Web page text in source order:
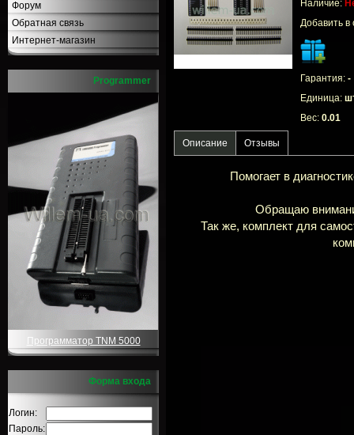
Форум
Обратная связь
Интернет-магазин
Programmer
Программатор TNM 5000
Форма входа
Логин:
Пароль:
Наличие:
Добавить в
Гарантия: -
Единица:
Вес: 0.01
Описание Отзывы
Помогает в
Обращаю
Так же, комплект для